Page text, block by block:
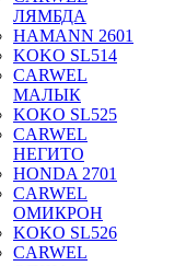
ЛЯМБДА
HAMANN 2601
KOKO SL514
CARWEL
МАЛЫК
KOKO SL525
CARWEL
НЕГИТО
HONDA 2701
CARWEL
ОМИКРОН
KOKO SL526
CARWEL